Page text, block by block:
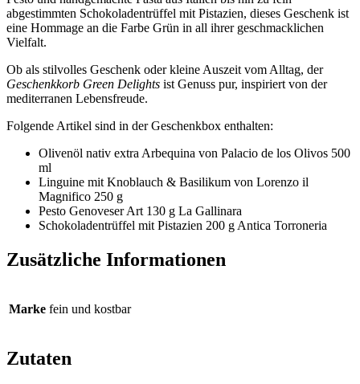
abgestimmten Schokoladentrüffel mit Pistazien, dieses Geschenk ist
eine Hommage an die Farbe Grün in all ihrer geschmacklichen
Vielfalt.
Ob als stilvolles Geschenk oder kleine Auszeit vom Alltag, der
Geschenkkorb Green Delights ist Genuss pur, inspiriert von der
mediterranen Lebensfreude.
Folgende Artikel sind in der Geschenkbox enthalten:
Olivenöl nativ extra Arbequina von Palacio de los Olivos 500
ml
Linguine mit Knoblauch & Basilikum von Lorenzo il
Magnifico 250 g
Pesto Genoveser Art 130 g La Gallinara
Schokoladentrüffel mit Pistazien 200 g Antica Torroneria
Zusätzliche Informationen
Marke fein und kostbar
Zutaten